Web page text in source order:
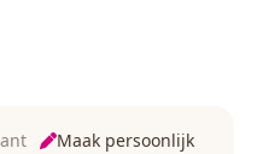
Maak persoonlijk